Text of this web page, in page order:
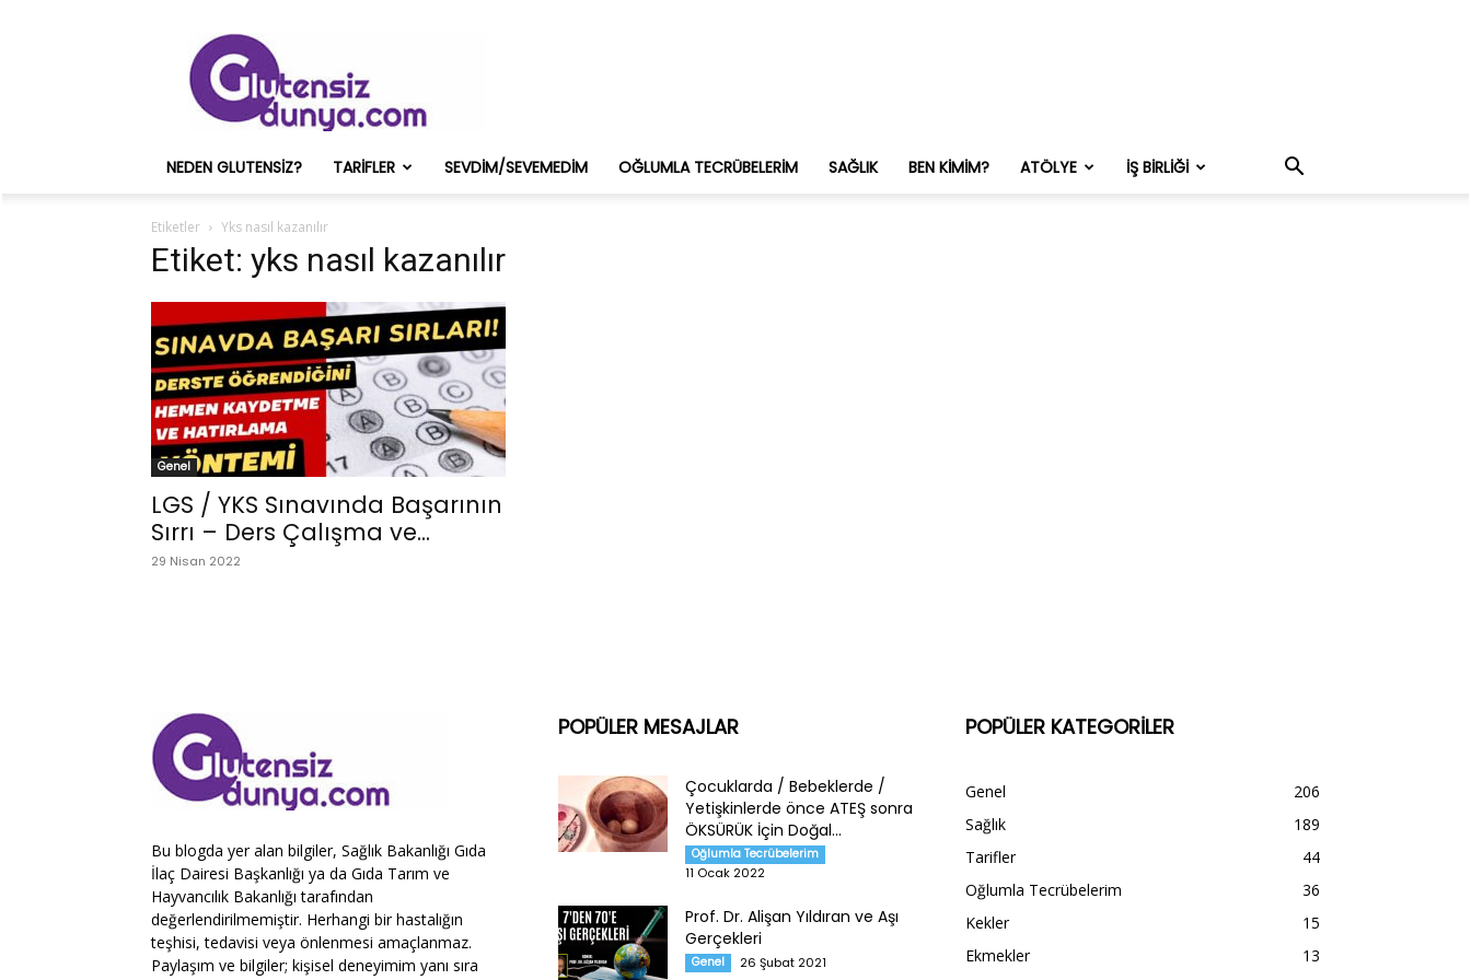
ve
Onun
Sağlık
Deneyimleri
NEDEN GLUTENSIZ? TARIFLER SEVDIM/SEVEMEDIM OĞLUMLA TECRÜBELERIM SAĞLIK BEN KIMIM? ATÖLYE İŞ BIRLIĞI
Etiketler Yks nasıl kazanılır
Etiket: yks nasıl kazanılır
Genel
LGS / YKS Sınavında Başarının
Sırrı – Ders Çalışma ve...
29 Nisan 2022
Bu blogda yer alan bilgiler, Sağlık Bakanlığı Gıda
İlaç Dairesi Başkanlığı ya da Gıda Tarım ve
Hayvancılık Bakanlığı tarafından
değerlendirilmemiştir. Herhangi bir hastalığın
teşhisi, tedavisi veya önlenmesi amaçlanmaz.
Paylaşım ve bilgiler; kişisel deneyimim yanı sıra
POPÜLER MESAJLAR
Çocuklarda / Bebeklerde /
Yetişkinlerde önce ATEŞ sonra
ÖKSÜRÜK İçin Doğal...
Oğlumla Tecrübelerim
11 Ocak 2022
Prof. Dr. Alişan Yıldıran ve Aşı
Gerçekleri
Genel 26 Şubat 2021
POPÜLER KATEGORİLER
Genel
206
Sağlık
189
Tarifler
44
Oğlumla Tecrübelerim
36
Kekler
15
Ekmekler
13